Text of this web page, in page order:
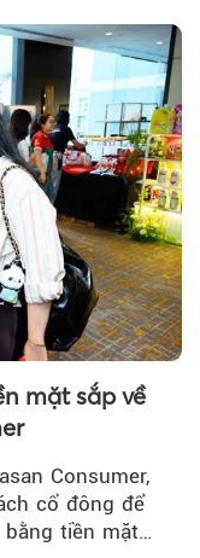
mặt sắp về
Consumer,
cổ đông để
tiền mặt